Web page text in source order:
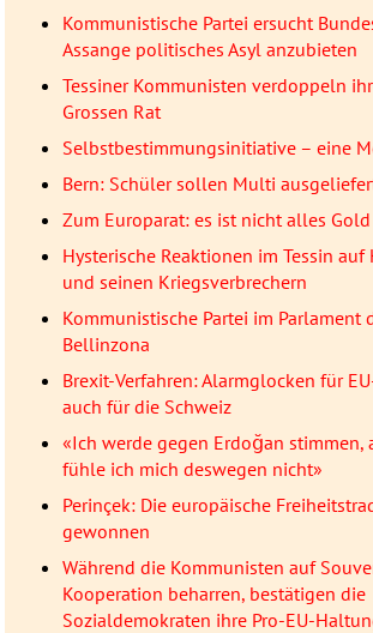
Kommunistische Partei ersucht
Assange politisches Asyl anzubieten
Tessiner Kommunisten verdoppeln
Grossen Rat
Selbstbestimmungsinitiative – eine
Bern: Schüler sollen Multi
Zum Europarat: es ist nicht alles
Hysterische Reaktionen im Tessin
und seinen Kriegsverbrechern
Kommunistische Partei im Parlament
Bellinzona
Brexit-Verfahren: Alarmglocken für
auch für die Schweiz
«Ich werde gegen Erdoğan stimmen,
fühle ich mich deswegen nicht»
Perinçek: Die europäische
gewonnen
Während die Kommunisten auf
Kooperation beharren, bestätigen die
Sozialdemokraten ihre Pro-EU-